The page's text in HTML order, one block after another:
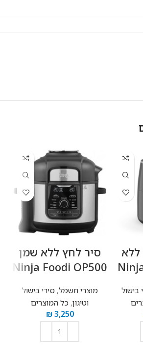
‏ללא
בישול
‏סיר לחץ ‏ללא שמן
Ninja Foodi OP500
מוצרי חשמל, סירי בישול
וטיגון, כל המוצרים
₪3,250